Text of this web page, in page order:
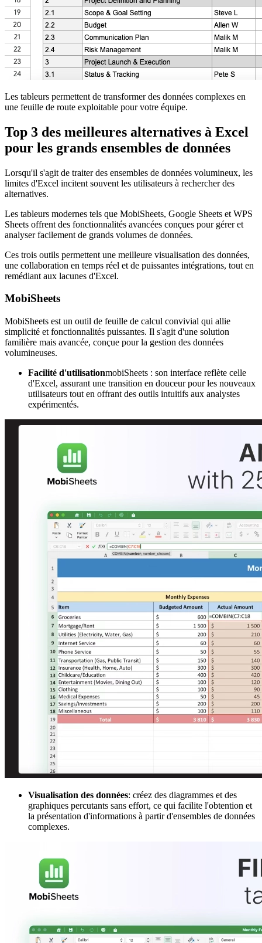
Les tableurs permettent de transformer des données complexes en
une feuille de route exploitable pour votre équipe.
Top 3 des meilleures alternatives à Excel
pour les grands ensembles de données
Lorsqu'il s'agit de traiter des ensembles de données volumineux, les
limites d'Excel incitent souvent les utilisateurs à rechercher des
alternatives.
Les tableurs modernes tels que MobiSheets, Google Sheets et WPS
Sheets offrent des fonctionnalités avancées conçues pour gérer et
analyser facilement de grands volumes de données.
Ces trois outils permettent une meilleure visualisation des données,
une collaboration en temps réel et de puissantes intégrations, tout en
remédiant aux lacunes d'Excel.
MobiSheets
MobiSheets est un outil de feuille de calcul convivial qui allie
simplicité et fonctionnalités puissantes. Il s'agit d'une solution
familière mais avancée, conçue pour la gestion des données
volumineuses.
Facilité d'utilisationmobiSheets : son interface reflète celle
d'Excel, assurant une transition en douceur pour les nouveaux
utilisateurs tout en offrant des outils intuitifs aux analystes
expérimentés.
Visualisation des données: créez des diagrammes et des
graphiques percutants sans effort, ce qui facilite l'obtention et
la présentation d'informations à partir d'ensembles de données
complexes.